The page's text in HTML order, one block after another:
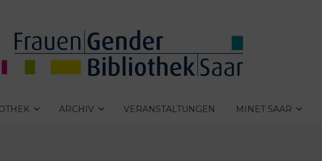
ARCHIV VERANSTALTUNGEN MINET SAAR